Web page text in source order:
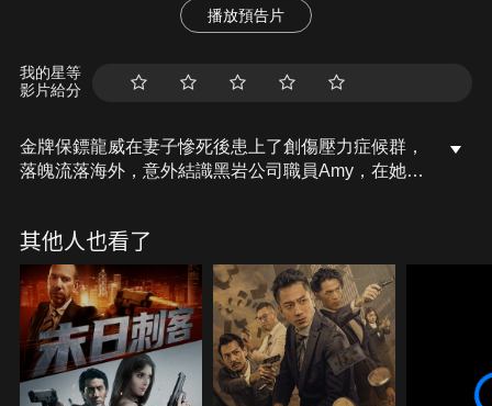
播放預告片
我的星等
影片給分
金牌保鏢龍威在妻子慘死後患上了創傷壓力症候群，
落魄流落海外，意外結識黑岩公司職員Amy，在她邀
其他人也看了